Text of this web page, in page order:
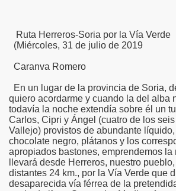
Ruta Herreros-Soria por la Vía Verde
(Miércoles, 31 de julio de 2019
Caranva Romero
En un lugar de la provincia de Soria,
quiero acordarme y cuando la del alba
todavía la noche extendía sobre él un
Carlos, Cipri y Ángel (cuatro de los
Vallejo) provistos de abundante
chocolate negro, plátanos y los
apropiados bastones, emprendemos la
llevará desde Herreros, nuestro
distantes 24 km., por la Vía Verde que
desaparecida vía férrea de la
(Javier P. Gómez Benito)
(Caranva Romero)
Gómez Benito)